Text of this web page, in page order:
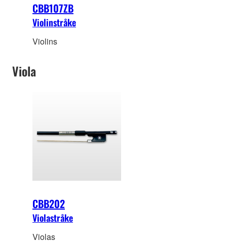
CBB107ZB
Violinstråke
Violins
Viola
CBB202
Violastråke
Violas